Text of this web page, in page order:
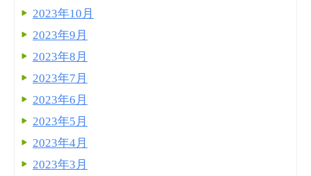
2023年10月
2023年9月
2023年8月
2023年7月
2023年6月
2023年5月
2023年4月
2023年3月